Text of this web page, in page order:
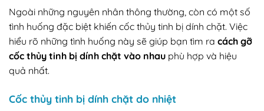
Ngoài những nguyên nhân thông thường, còn có một số
tình huống đặc biệt khiến cốc thủy tinh bị dính chặt. Việc
hiểu rõ những tình huống này sẽ giúp bạn tìm ra cách gỡ
cốc thủy tinh bị dính chặt vào nhau phù hợp và hiệu
quả nhất.
Cốc thủy tinh bị dính chặt do nhiệt